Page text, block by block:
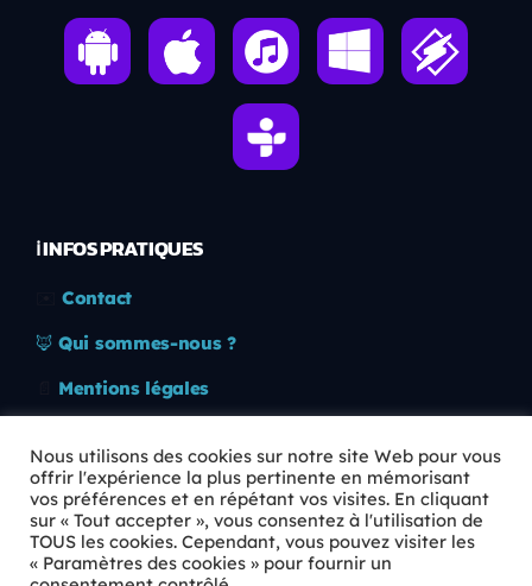
ℹ️ INFOS PRATIQUES
Contact
🦊 Qui sommes-nous ?
Mentions légales
🛡️ RGPD
Copyright © 2026 Animkids. Tous droits réservés.
Nous utilisons des cookies sur notre site Web pour vous
offrir l'expérience la plus pertinente en mémorisant
vos préférences et en répétant vos visites. En cliquant
sur « Tout accepter », vous consentez à l'utilisation de
TOUS les cookies. Cependant, vous pouvez visiter les
« Paramètres des cookies » pour fournir un